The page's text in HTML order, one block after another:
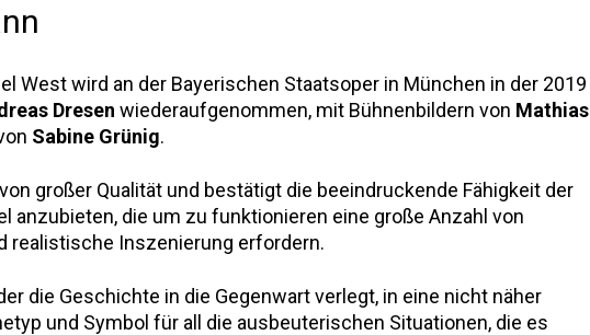
West wird an der Bayerischen Staatsoper in München in der 2019
Dresen wiederaufgenommen, mit Bühnenbildern von Mathias
Sabine Grünig.
großer Qualität und bestätigt die beeindruckende Fähigkeit der
anzubieten, die um zu funktionieren eine große Anzahl von
realistische Inszenierung erfordern.
die Geschichte in die Gegenwart verlegt, in eine nicht näher
und Symbol für all die ausbeuterischen Situationen, die es